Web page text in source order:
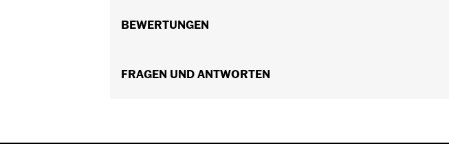
GARANTIE:2 Jahre beschränkte Garantie – Auf
BEWERTUNGEN
FRAGEN UND ANTWORTEN